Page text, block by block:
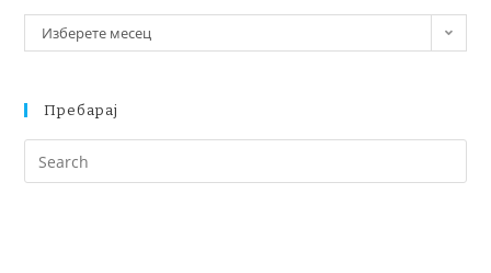
Изберете месец
Пребарај